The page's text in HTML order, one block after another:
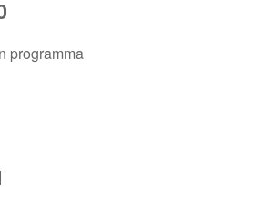
programma